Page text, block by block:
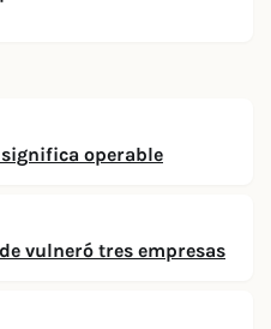
operable
vulneró tres empresas